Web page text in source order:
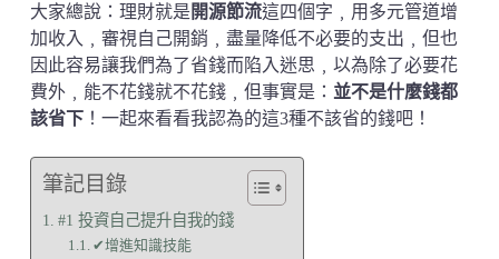
大家總說：理財就是 開源節流這四個字﹐用多元管道增
加收入﹐審視自己開銷﹐盡量降低不必要的支出﹐但也
因此容易讓我們為了省錢而陷入迷思﹐以為除了必要花
費外﹐能不花錢就不花錢﹐但事實是： 並不是什麼錢都
該省下！一起來看看我認為的這3種不該省的錢吧！
筆記目錄
#1 投資自己提升自我的錢
✔增進知識技能